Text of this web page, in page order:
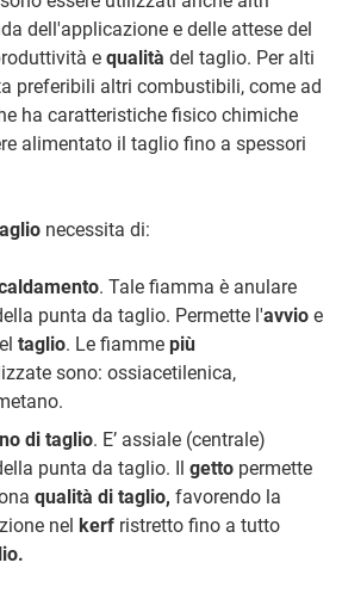
dell'applicazione e delle attese del
e qualità del taglio. Per alti
preferibili altri combustibili, come ad
ha caratteristiche fisico chimiche
alimentato il taglio fino a spessori
necessita di:
. Tale fiamma è anulare
punta da taglio. Permette l'avvio e
taglio. Le fiamme più
sono: ossiacetilenica,
di taglio. E’ assiale (centrale)
punta da taglio. Il getto permette
qualità di taglio, favorendo la
nel kerf ristretto fino a tutto